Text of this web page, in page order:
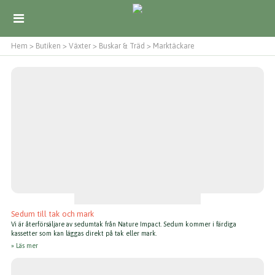
Hem > Butiken > Växter > Buskar & Träd > Marktäckare
Sedum till tak och mark
Vi är återförsäljare av sedumtak från Nature Impact. Sedum kommer i färdiga
kassetter som kan läggas direkt på tak eller mark.
Läs mer